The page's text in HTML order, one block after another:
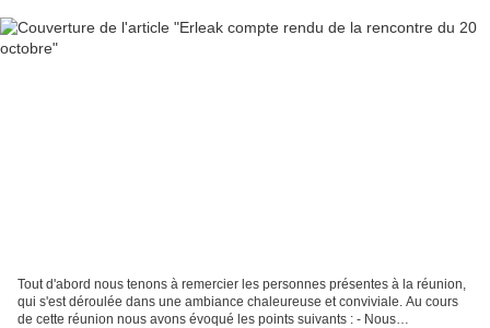
Tout d'abord nous tenons à remercier les personnes présentes à la réunion,
qui s'est déroulée dans une ambiance chaleureuse et conviviale. Au cours
de cette réunion nous avons évoqué les points suivants : - Nous